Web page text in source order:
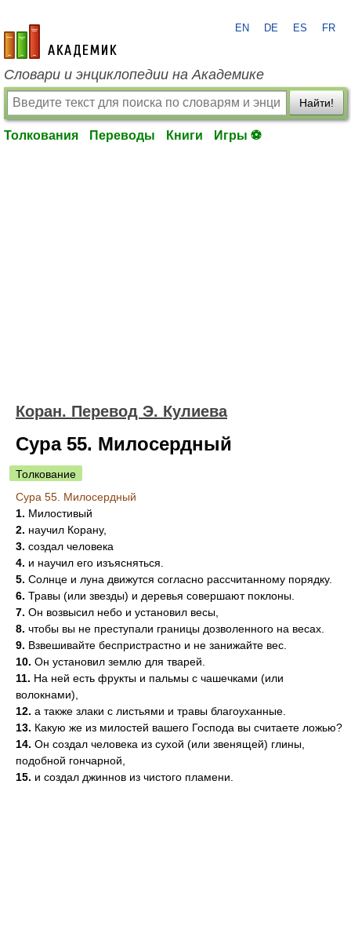
academic.ru
EN DE ES FR
Словари и энциклопедии на Академике
Найти!
Толкования Переводы Книги Игры ⚽
Коран. Перевод Э. Кулиева
Сура 55. Милосердный
Толкование
Сура 55. Милосердный
1. Милостивый
2. научил Корану,
3. создал человека
4. и научил его изъясняться.
5. Солнце и луна движутся согласно рассчитанному порядку.
6. Травы (или звезды) и деревья совершают поклоны.
7. Он возвысил небо и установил весы,
8. чтобы вы не преступали границы дозволенного на весах.
9. Взвешивайте беспристрастно и не занижайте вес.
10. Он установил землю для тварей.
11. На ней есть фрукты и пальмы с чашечками (или
волокнами),
12. а также злаки с листьями и травы благоуханные.
13. Какую же из милостей вашего Господа вы считаете ложью?
14. Он создал человека из сухой (или звенящей) глины,
подобной гончарной,
15. и создал джиннов из чистого пламени.